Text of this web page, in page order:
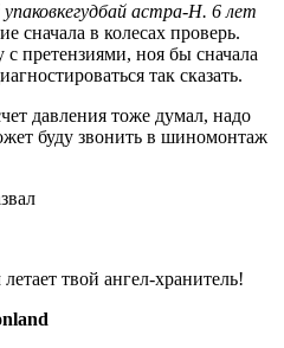
гудбай астра-Н. 6 лет
сначала в колесах проверь.
претензиями, ноя бы сначала
так сказать.
давления тоже думал, надо
буду звонить в шиномонтаж
твой ангел-хранитель!